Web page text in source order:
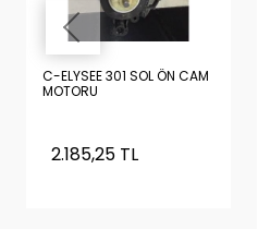
C-ELYSEE 301 SOL ÖN CAM
MOTORU
2.185,25 TL